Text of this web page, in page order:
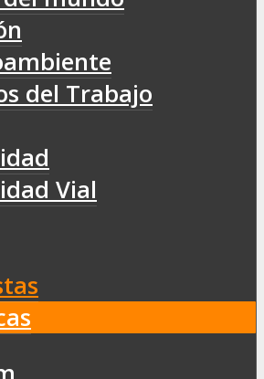
del Trabajo
Vial